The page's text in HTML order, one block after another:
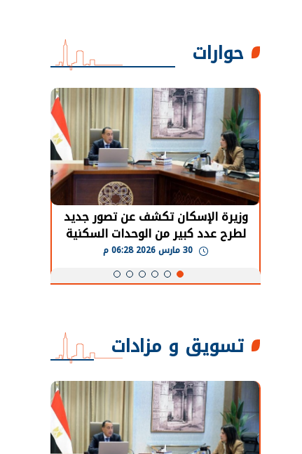
حوارات
وزيرة الإسكان تكشف عن تصور جديد
لطرح عدد كبير من الوحدات السكنية
بنظام الإيجار
تسويق و مزادات